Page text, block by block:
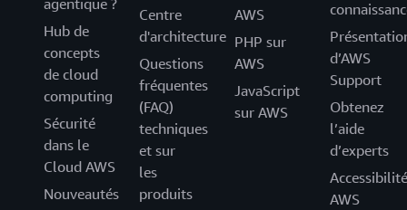
agentique ?
Hub de
concepts
de cloud
computing
Sécurité
dans le
Cloud AWS
Nouveautés
Centre
d'architecture
Questions
fréquentes
(FAQ)
techniques
et sur
les
produits
AWS
PHP sur
AWS
JavaScript
sur AWS
d’AWS
Support
Obtenez
l’aide
d’experts
Accessibilité
AWS